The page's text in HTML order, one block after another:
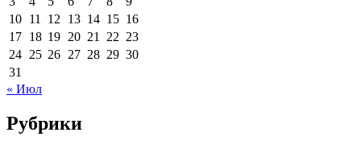
10 11 12 13 14 15 16
17 18 19 20 21 22 23
24 25 26 27 28 29 30
31
« Июл
Рубрики